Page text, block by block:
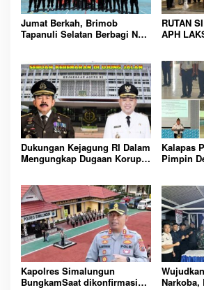
Jumat Berkah, Brimob
Tapanuli Selatan Berbagi Nasi
RUTAN
APH
AMAN
Dukungan Kejagung RI Dalam
Mengungkap Dugaan Korupsi
Dan Tangkap!
Kalapas
Pimpin
Kapolres Simalungun
BungkamSaat dikonfirmasi
Narkoba,